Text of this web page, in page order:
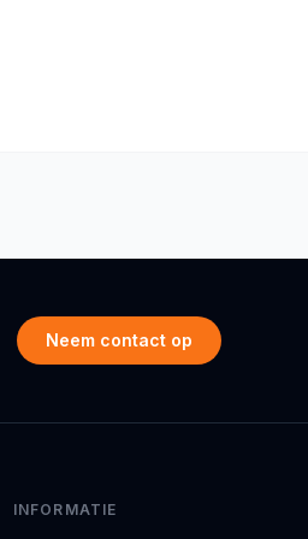
Neem contact op
INFORMATIE